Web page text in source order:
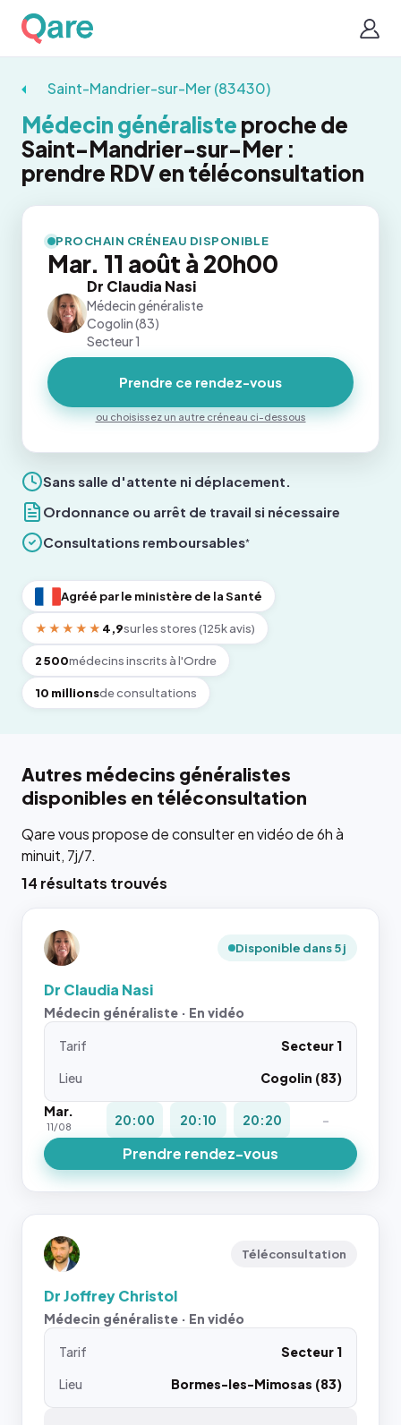
Saint-Mandrier-sur-Mer (83430)
Médecin généraliste proche de
Saint-Mandrier-sur-Mer :
prendre RDV en téléconsultation
Sans salle d'attente ni déplacement.
Ordonnance ou arrêt de travail si nécessaire
Consultations remboursables*
Agréé par le ministère de la Santé
★★★★★ 4,9sur les stores (125k avis)
2 500médecins inscrits à l'Ordre
10 millionsde consultations
PROCHAIN CRÉNEAU DISPONIBLE
Mar. 11 août à 20h00
Dr Claudia Nasi
Médecin généraliste
Cogolin (83)
Secteur 1
Prendre ce rendez-vous
ou choisissez un autre créneau ci-dessous
Autres médecins généralistes
disponibles en téléconsultation
Qare vous propose de consulter en vidéo de 6h à
minuit, 7j/7.
14 résultats trouvés
Disponible dans 5 j
Dr Claudia Nasi
Médecin généraliste · En vidéo
Tarif
Secteur 1
Lieu
Cogolin (83)
Mar.
11/08 20:00 20:10 20:20 -
Prendre rendez-vous
Téléconsultation
Dr Joffrey Christol
Médecin généraliste · En vidéo
Tarif
Secteur 1
Lieu
Bormes-les-Mimosas (83)